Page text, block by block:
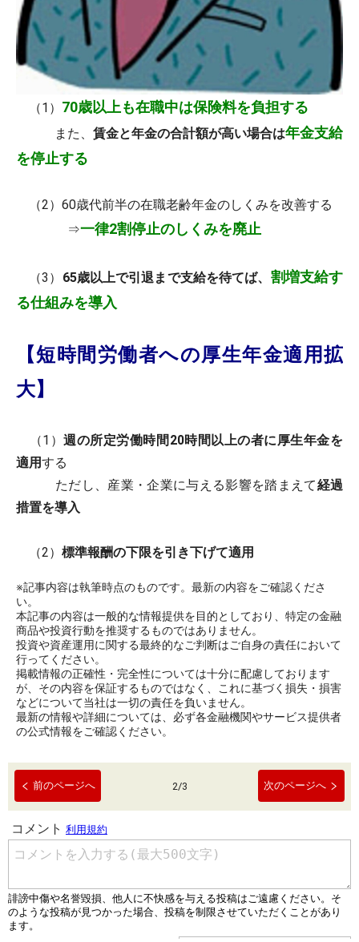
（1） 70歳以上も在職中は保険料を負担する
また、 賃金と年金の合計額が高い場合は年金支給
を停止する
（2）60歳代前半の在職老齢年金のしくみを改善する
⇒一律2割停止のしくみを廃止
（3） 65歳以上で引退まで支給を待てば、 割増支給す
る仕組みを導入
【短時間労働者への厚生年金適用拡
大】
（1）週の所定労働時間20時間以上の者に厚生年金を
適用する
ただし、産業・企業に与える影響を踏まえて経過
措置を導入
（2） 標準報酬の下限を引き下げて適用
※記事内容は執筆時点のものです。最新の内容をご確認くださ
い。
本記事の内容は一般的な情報提供を目的としており、特定の金融
商品や投資行動を推奨するものではありません。
投資や資産運用に関する最終的なご判断はご自身の責任において
行ってください。
掲載情報の正確性・完全性については十分に配慮しております
が、その内容を保証するものではなく、これに基づく損失・損害
などについて当社は一切の責任を負いません。
最新の情報や詳細については、必ず各金融機関やサービス提供者
の公式情報をご確認ください。
前のページへ 2/3 次のページへ